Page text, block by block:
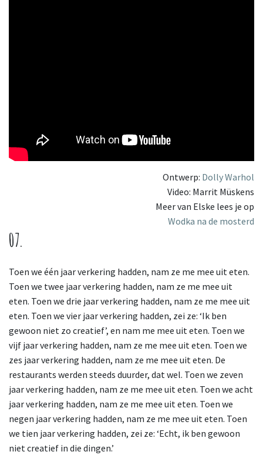
Ontwerp: Dolly Warhol
Video: Marrit Müskens
Meer van Elske lees je op
Wodka na de mosterd
07.
Toen we één jaar verkering hadden, nam ze me mee uit eten.
Toen we twee jaar verkering hadden, nam ze me mee uit
eten. Toen we drie jaar verkering hadden, nam ze me mee uit
eten. Toen we vier jaar verkering hadden, zei ze: ‘Ik ben
gewoon niet zo creatief’, en nam me mee uit eten. Toen we
vijf jaar verkering hadden, nam ze me mee uit eten. Toen we
zes jaar verkering hadden, nam ze me mee uit eten. De
restaurants werden steeds duurder, dat wel. Toen we zeven
jaar verkering hadden, nam ze me mee uit eten. Toen we acht
jaar verkering hadden, nam ze me mee uit eten. Toen we
negen jaar verkering hadden, nam ze me mee uit eten. Toen
we tien jaar verkering hadden, zei ze: ‘Echt, ik ben gewoon
niet creatief in die dingen.’